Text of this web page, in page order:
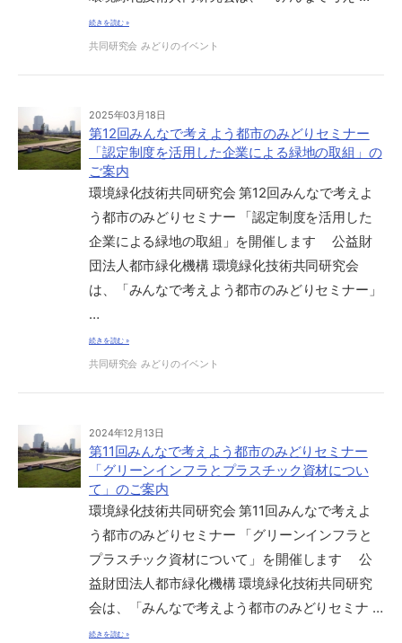
続きを読む »
共同研究会 みどりのイベント
2025年03月18日
第12回みんなで考えよう都市のみどりセミナー
「認定制度を活用した企業による緑地の取組」の
ご案内
環境緑化技術共同研究会 第12回みんなで考えよ
う都市のみどりセミナー 「認定制度を活用した
企業による緑地の取組」を開催します 公益財
団法人都市緑化機構 環境緑化技術共同研究会
は、「みんなで考えよう都市のみどりセミナー」
…
続きを読む »
共同研究会 みどりのイベント
2024年12月13日
第11回みんなで考えよう都市のみどりセミナー
「グリーンインフラとプラスチック資材につい
て」のご案内
環境緑化技術共同研究会 第11回みんなで考えよ
う都市のみどりセミナー 「グリーンインフラと
プラスチック資材について」を開催します 公
益財団法人都市緑化機構 環境緑化技術共同研究
会は、「みんなで考えよう都市のみどりセミナ …
続きを読む »